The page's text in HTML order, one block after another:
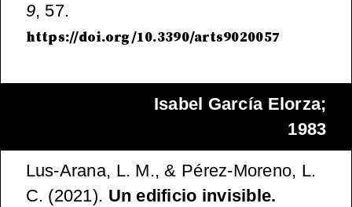
9, 57.
https://doi.org/10.3390/arts9020057
Isabel García Elorza;
1983
Lus-Arana, L. M., & Pérez-Moreno, L.
C. (2021). Un edificio invisible.